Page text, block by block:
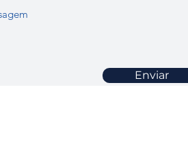
Enviar